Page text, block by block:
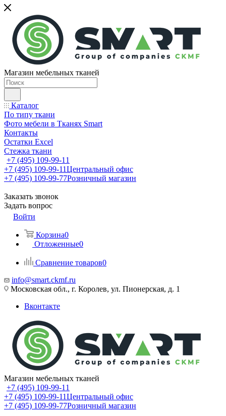
Магазин мебельных тканей
Каталог
По типу ткани
Фото мебели в Тканях Smart
Контакты
Остатки Excel
Стежка ткани
+7 (495) 109-99-11
+7 (495) 109-99-11Центральный офис
+7 (495) 109-99-77Розничный магазин
Заказать звонок
Задать вопрос
Войти
Корзина0
Отложенные0
Сравнение товаров0
info@smart.ckmf.ru
Московская обл., г. Королев, ул. Пионерская, д. 1
Вконтакте
Магазин мебельных тканей
+7 (495) 109-99-11
+7 (495) 109-99-11Центральный офис
+7 (495) 109-99-77Розничный магазин